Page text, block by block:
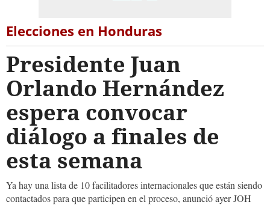
Elecciones en Honduras
Presidente Juan
Orlando Hernández
espera convocar
diálogo a finales de
esta semana
Ya hay una lista de 10 facilitadores internacionales que están siendo
contactados para que participen en el proceso, anunció ayer JOH